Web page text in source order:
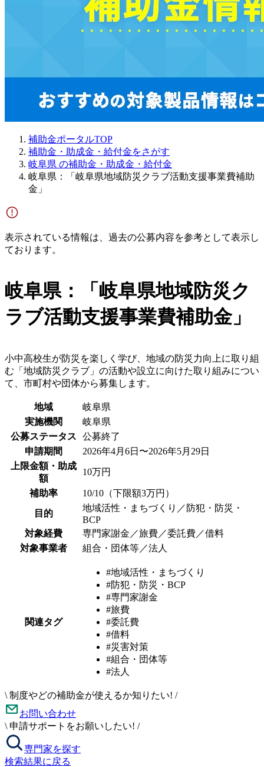
補助金ポータルTOP
補助金・助成金・給付金をさがす
岐阜県 の補助金・助成金・給付金
岐阜県：「岐阜県地域防災クラブ活動支援事業費補助
金」
表示されている情報は、過去の公募内容を参考として表示し
ております。
岐阜県：「岐阜県地域防災ク
ラブ活動支援事業費補助金」
小中高校生が防災を楽しく学び、地域の防災力向上に取り組
む「地域防災クラブ」の活動や設立に向けた取り組みについ
て、市町村や団体から募集します。
地域
岐阜県
実施機関
岐阜県
公募ステータス
公募終了
申請期間
2026年4月6日〜2026年5月29日
上限金額・助成
額
10万円
補助率
10/10（下限額3万円）
目的
地域活性・まちづくり／防犯・防災・
BCP
対象経費
専門家謝金／旅費／委託費／借料
対象事業者
組合・団体等／法人
関連タグ
#地域活性・まちづくり
#防犯・防災・BCP
#専門家謝金
#旅費
#委託費
#借料
#災害対策
#組合・団体等
#法人
\ 制度やどの補助金が使えるか知りたい! /
お問い合わせ
\ 申請サポートをお願いしたい! /
専門家を探す
検索結果に戻る